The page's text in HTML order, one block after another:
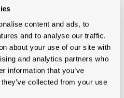
content and ads, to
and to analyse our traffic.
about your use of our site with
and analytics partners who
information that you’ve
collected from your use
gamme
Plaques de véranda
de toit
toit Luxlight
et accessoires